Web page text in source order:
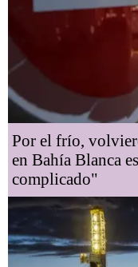
Por el frío,
en Bahía Blanca
complicado"